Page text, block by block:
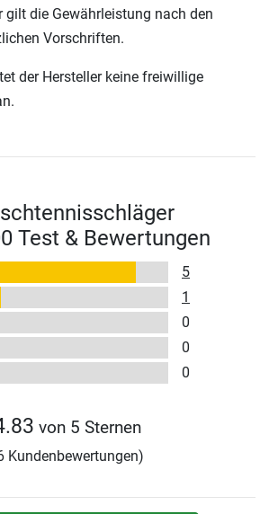
gilt die Gewährleistung nach den
Vorschriften.
der Hersteller keine freiwillige
Test & Bewertungen
5
1
0
0
0
von 5 Sternen
Kundenbewertungen)